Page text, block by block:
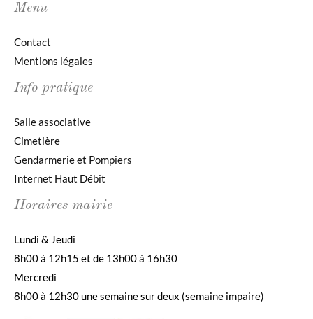
Menu
Contact
Mentions légales
Info pratique
Salle associative
Cimetière
Gendarmerie et Pompiers
Internet Haut Débit
Horaires mairie
Lundi & Jeudi
8h00 à 12h15 et de 13h00 à 16h30
Mercredi
8h00 à 12h30 une semaine sur deux (semaine impaire)